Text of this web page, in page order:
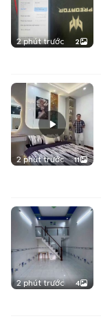
2 phút trước 2
2 phút trước 11
2 phút trước 4